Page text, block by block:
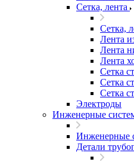
Сетка, лента
Сетка,
Лента
Лента
Лента
Сетка
Сетка
Сетка
Электроды
Инженерные
Инженерные
Детали